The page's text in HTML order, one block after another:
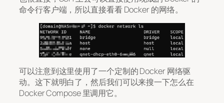
命令行客户端，所以直接看看 Docker 的网络。
可以注意到这里使用了一个定制的 Docker 网络驱
动。这下就明白了，然后我们可以来搜一下怎么在
Docker Compose 里调用它。